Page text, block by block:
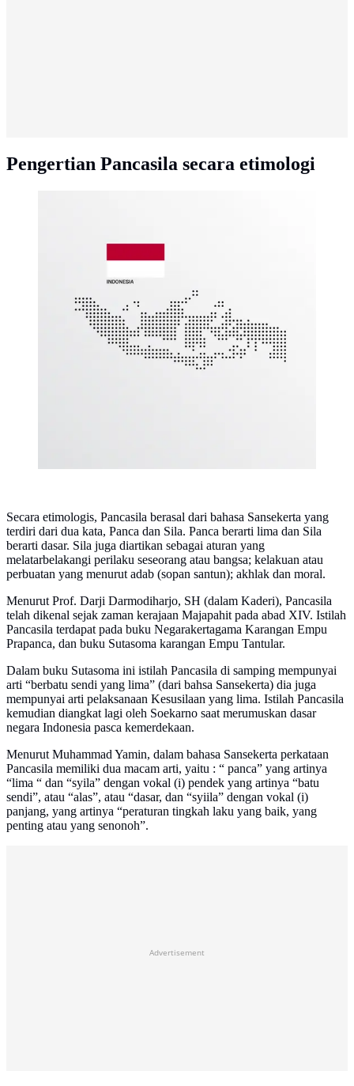
Pengertian Pancasila secara etimologi
Secara etimologis, Pancasila berasal dari bahasa Sansekerta yang
terdiri dari dua kata, Panca dan Sila. Panca berarti lima dan Sila
berarti dasar. Sila juga diartikan sebagai aturan yang
melatarbelakangi perilaku seseorang atau bangsa; kelakuan atau
perbuatan yang menurut adab (sopan santun); akhlak dan moral.
Menurut Prof. Darji Darmodiharjo, SH (dalam Kaderi), Pancasila
telah dikenal sejak zaman kerajaan Majapahit pada abad XIV. Istilah
Pancasila terdapat pada buku Negarakertagama Karangan Empu
Prapanca, dan buku Sutasoma karangan Empu Tantular.
Dalam buku Sutasoma ini istilah Pancasila di samping mempunyai
arti “berbatu sendi yang lima” (dari bahsa Sansekerta) dia juga
mempunyai arti pelaksanaan Kesusilaan yang lima. Istilah Pancasila
kemudian diangkat lagi oleh Soekarno saat merumuskan dasar
negara Indonesia pasca kemerdekaan.
Menurut Muhammad Yamin, dalam bahasa Sansekerta perkataan
Pancasila memiliki dua macam arti, yaitu : “ panca” yang artinya
“lima “ dan “syila” dengan vokal (i) pendek yang artinya “batu
sendi”, atau “alas”, atau “dasar, dan “syiila” dengan vokal (i)
panjang, yang artinya “peraturan tingkah laku yang baik, yang
penting atau yang senonoh”.
Advertisement